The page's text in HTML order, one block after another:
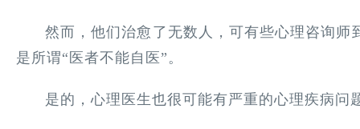
然而，他们治愈了无数人，可有些心理咨询
是所谓“医者不能自医”。
是的，心理医生也很可能有严重的心理疾病问